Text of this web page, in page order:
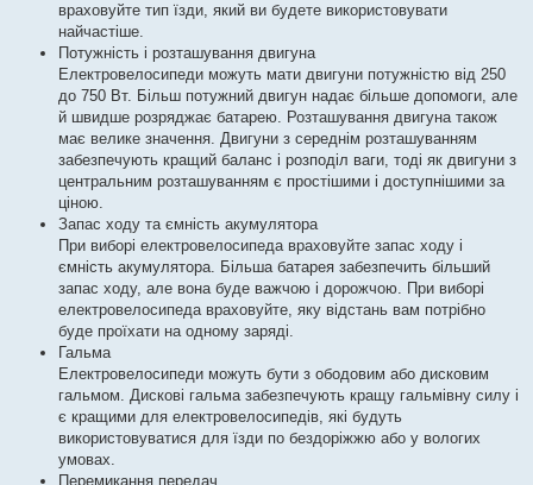
враховуйте тип їзди, який ви будете використовувати
найчастіше.
Потужність і розташування двигуна
Електровелосипеди можуть мати двигуни потужністю від 250
до 750 Вт. Більш потужний двигун надає більше допомоги, але
й швидше розряджає батарею. Розташування двигуна також
має велике значення. Двигуни з середнім розташуванням
забезпечують кращий баланс і розподіл ваги, тоді як двигуни з
центральним розташуванням є простішими і доступнішими за
ціною.
Запас ходу та ємність акумулятора
При виборі електровелосипеда враховуйте запас ходу і
ємність акумулятора. Більша батарея забезпечить більший
запас ходу, але вона буде важчою і дорожчою. При виборі
електровелосипеда враховуйте, яку відстань вам потрібно
буде проїхати на одному заряді.
Гальма
Електровелосипеди можуть бути з ободовим або дисковим
гальмом. Дискові гальма забезпечують кращу гальмівну силу і
є кращими для електровелосипедів, які будуть
використовуватися для їзди по бездоріжжю або у вологих
умовах.
Перемикання передач